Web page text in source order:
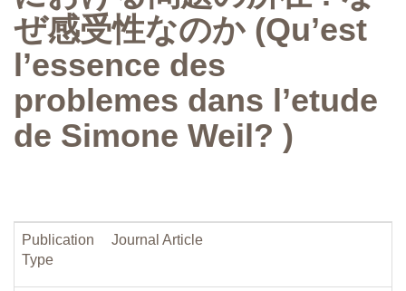
ぜ感受性なのか (Qu’est
l’essence des
problemes dans l’etude
de Simone Weil? )
Publication
Type
Journal Article